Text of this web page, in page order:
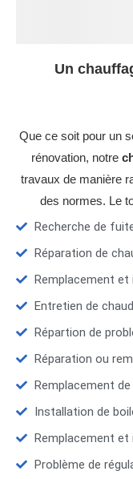
Un
Que ce soit pour un
rénovation, notre
travaux de manière
des normes. Le
Recherche de
Réparation de
Remplacement
Entretien de
Répartion de
Réparation ou
Remplacement
Installation de
Remplacement
Problème de